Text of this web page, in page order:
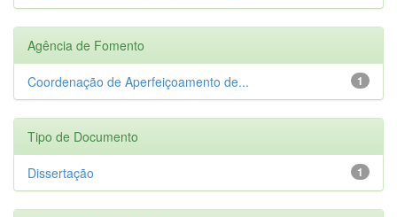
Agência de Fomento
1
Coordenação de Aperfeiçoamento de...
Tipo de Documento
1
Dissertação